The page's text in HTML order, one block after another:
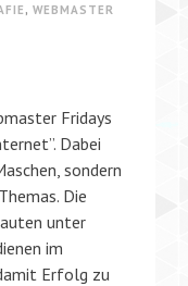
, WEBMASTER
Fridays
Dabei
sondern
Die
unter
im
Erfolg zu